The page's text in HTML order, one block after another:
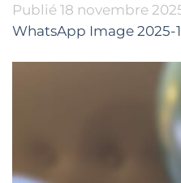
Publié 18 novembre
WhatsApp Image 2025-